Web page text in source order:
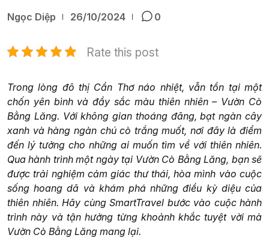
Ngọc Diệp 26/10/2024 0
Rate this post
Trong lòng đô thị Cần Thơ náo nhiệt, vẫn tồn tại một
chốn yên bình và đầy sắc màu thiên nhiên – Vườn Cò
Bằng Lăng. Với không gian thoáng đãng, bạt ngàn cây
xanh và hàng ngàn chú cò trắng muốt, nơi đây là điểm
đến lý tưởng cho những ai muốn tìm về với thiên nhiên.
Qua hành trình một ngày tại Vườn Cò Bằng Lăng, bạn sẽ
được trải nghiệm cảm giác thư thái, hòa mình vào cuộc
sống hoang dã và khám phá những điều kỳ diệu của
thiên nhiên. Hãy cùng SmartTravel bước vào cuộc hành
trình này và tận hưởng từng khoảnh khắc tuyệt vời mà
Vườn Cò Bằng Lăng mang lại.